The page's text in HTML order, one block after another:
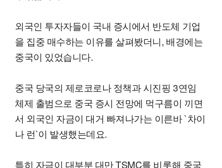
외국인 투자자들이 국내 증시에서 반도체 기업
을 집중 매수하는 이유를 살펴봤더니, 배경에는
중국이 있었습니다.
중국 당국의 제로코로나 정책과 시진핑 3연임
체제 출범으로 중국 증시 전망에 먹구름이 끼면
서 외국인 자금이 대거 빠져나가는 이른바 `차이
나 런`이 발생했는데요.
특히 자금이 대부분 대만 TSMC를 비롯해 중국